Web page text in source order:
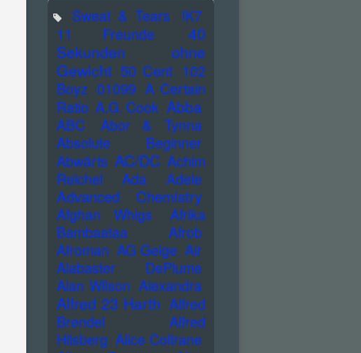
Sweat & Tears
!K7
11 Freunde
40
Sekunden ohne
Gewicht 50 Cent 102
Boyz 01099 A Certain
Ratio A.G. Cook Abba
ABC
Abor & Tynna
Absolute Beginner
Abwärts AC/DC Achim
Reichel
Ada Adele
Advanced Chemistry
Afghan Whigs
Afrika
Bambaataa
Afrob
Afroman AG Geige Air
Alabaster DePlume
Alan Wilson Alexandra
Alfred 23 Harth Alfred
Brendel
Alfred
Hilsberg Alice Coltrane